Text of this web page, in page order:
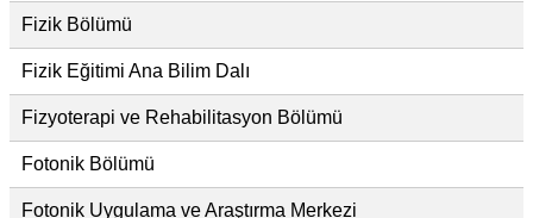
Fizik Bölümü
Fizik Eğitimi Ana Bilim Dalı
Fizyoterapi ve Rehabilitasyon Bölümü
Fotonik Bölümü
Fotonik Uygulama ve Araştırma Merkezi